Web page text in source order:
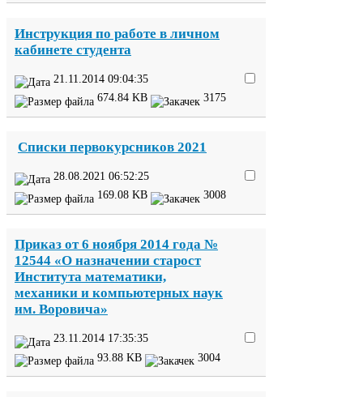
Инструкция по работе в личном
кабинете студента
21 11 2014 09:04:35
674 84 KB 3175
Списки первокурсников 2021
28 08 2021 06:52:25
169.08 KB 3008
Приказ от6 ноября 2014 года №
12544 «О назначении старост
Института математики,
механики и компьютерных наук
им. Воровича»
23.11.2014 17:35:35
93 88 KB 3004